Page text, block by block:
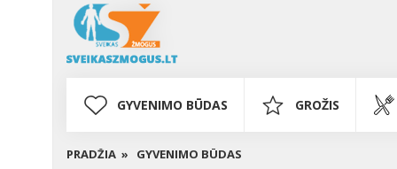
GYVENIMO BŪDAS GROŽIS
PRADŽIA » GYVENIMO BŪDAS